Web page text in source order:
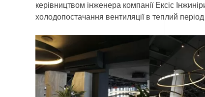
керівництвом інженера компанії Ексіс
холодопостачання вентиляції в теплий